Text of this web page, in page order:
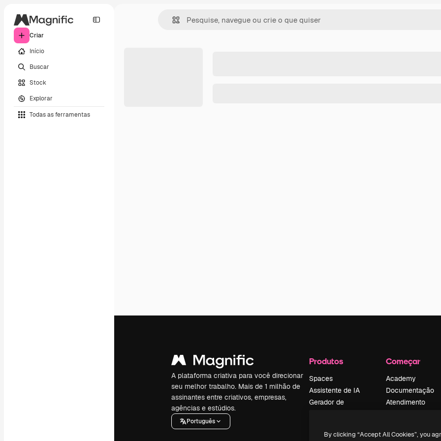
Criar
Início
Buscar
Stock
Explorar
Todas as ferramentas
A plataforma criativa para você direcionar
seu melhor trabalho. Mais de 1 milhão de
assinantes entre criativos, empresas,
agências e estúdios.
Português
Produtos
Spaces
Assistente de IA
Gerador de
Texto para voz
Começar
Academy
Documentação
Atendimento
Política de
By clicking “Accept All Cookies”, you